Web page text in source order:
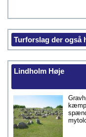
Turforslag der også
Lindholm Høje